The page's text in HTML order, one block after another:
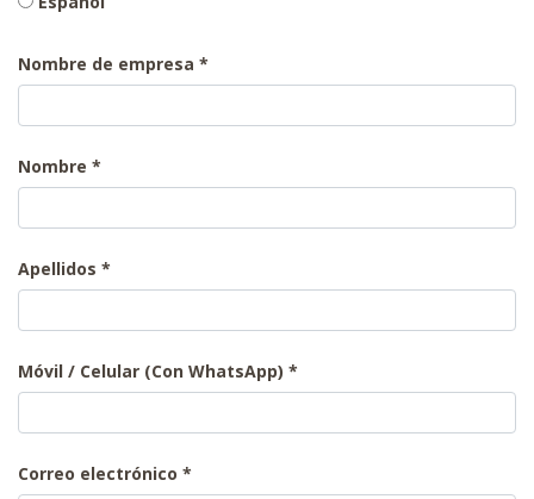
Nombre de empresa
Nombre
Apellidos
Móvil / Celular (Con WhatsApp)
Correo electrónico